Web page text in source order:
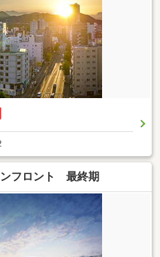
ンフロント 最終期